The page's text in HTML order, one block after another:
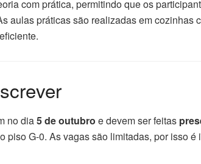
com prática, permitindo que os
aulas práticas são realizadas em cozinhas
no dia5 de outubro e devem ser feitas
piso G-0. As vagas são limitadas, por isso